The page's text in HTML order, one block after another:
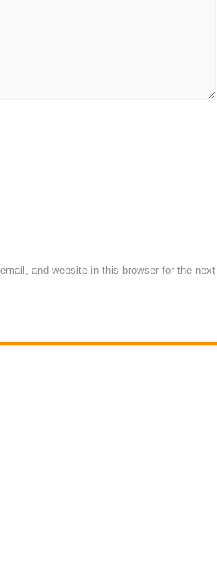
and website in this browser for the next